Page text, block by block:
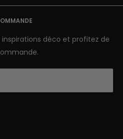
galerie.com
9h-12h
déco et profitez de